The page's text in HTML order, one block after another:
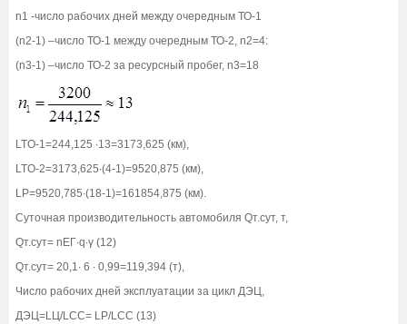
n1 -число рабочих дней между очередным ТО-1
(n2-1) –число ТО-1 между очередным ТО-2, n2=4:
(n3-1) –число ТО-2 за ресурсный пробег, n3=18
LTO-1=244,125 ∙13=3173,625 (км),
LTO-2=3173,625∙(4-1)=9520,875 (км),
LP=9520,785∙(18-1)=161854,875 (км).
Суточная производительность автомобиля Qт.сут, т,
Qт.сут= nЕГ∙q∙γ (12)
Qт.сут= 20,1∙ 6 ∙ 0,99=119,394 (т),
Число рабочих дней эксплуатации за цикл ДЭЦ,
ДЭЦ=LЦ/LCC= LP/LCC (13)